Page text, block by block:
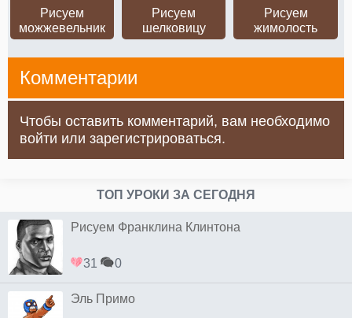
Рисуем
можжевельник
Рисуем
шелковицу
Рисуем
жимолость
Комментарии
Чтобы оставить комментарий, вам необходимо
войти или зарегистрироваться.
ТОП УРОКИ ЗА СЕГОДНЯ
Рисуем Франклина Клинтона
31 0
Эль Примо